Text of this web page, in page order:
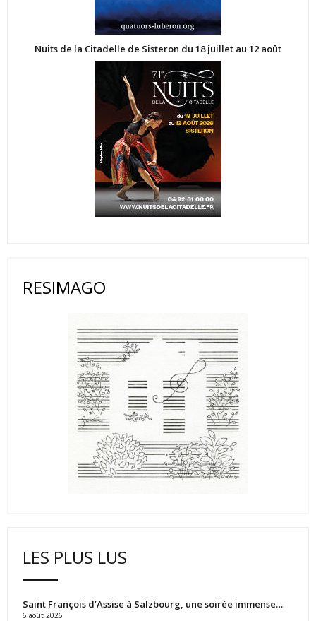
Nuits de la Citadelle de Sisteron du 18 juillet au 12 août
RESIMAGO
LES PLUS LUS
Saint François d’Assise à Salzbourg, une soirée immense…
6 août 2026